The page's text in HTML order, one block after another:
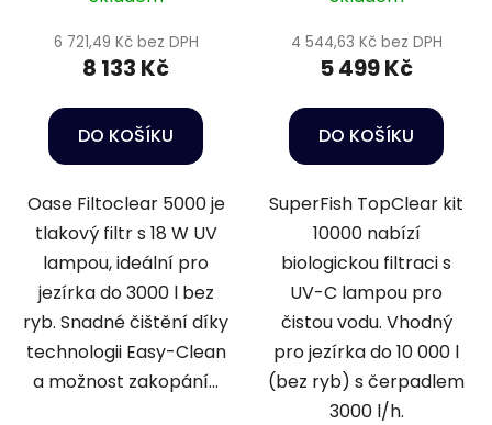
6 721,49 Kč bez DPH
8 133 Kč
DO KOŠÍKU
Oase Filtoclear 5000 je
tlakový filtr s 18 W UV
lampou, ideální pro
jezírka do 3000 l bez
ryb. Snadné čištění díky
technologii Easy-Clean
a možnost zakopání...
4 544,63 Kč bez DPH
5 499 Kč
DO KOŠÍKU
SuperFish TopClear kit
10000 nabízí
biologickou filtraci s
UV-C lampou pro
čistou vodu. Vhodný
pro jezírka do 10 000 l
(bez ryb) s čerpadlem
3000 l/h.